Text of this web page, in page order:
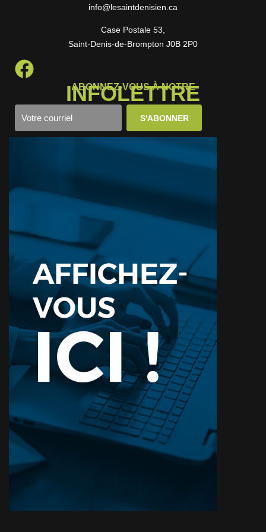
info@lesaintdenisien.ca
Case Postale 53,
Saint-Denis-de-Brompton J0B 2P0
ABONNEZ-VOUS À NOTRE
INFOLETTRE